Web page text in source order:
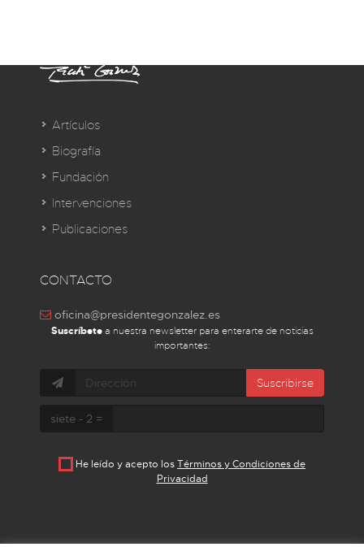
Artículos
Biografía
Fundación
Intervenciones
Publicaciones
CONTACTO
oficina@presidentegonzalez.es
Suscríbetea nuestra newsletter para enterarte de noticias
importantes:
Suscribirse
siete - 2 =
He leído y acepto losTérminos y Condiciones de
Privacidad